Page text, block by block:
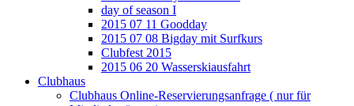
day of season I
2015 07 11 Goodday
2015 07 08 Bigday mit Surfkurs
Clubfest 2015
2015 06 20 Wasserskiausfahrt
Clubhaus
Clubhaus Online-Reservierungsanfrage ( nur für